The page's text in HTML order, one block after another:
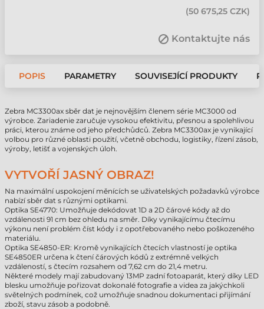
(50 675,25 CZK)
Kontaktujte nás
POPIS PARAMETRY SOUVISEJÍCÍ PRODUKTY
Zebra MC3300ax sběr dat je nejnovějším členem série MC3000 od
výrobce. Zariadenie zaručuje vysokou efektivitu, přesnou a spolehlivou
práci, kterou známe od jeho předchůdců. Zebra MC3300ax je vynikající
volbou pro různé oblasti použití, včetně obchodu, logistiky, řízení zásob,
výroby, letišť a vojenských úloh.
VYTVOŘÍ JASNÝ OBRAZ!
Na maximální uspokojení měnících se uživatelských požadavků výrobce
nabízí sběr dat s různými optikami.
Optika SE4770: Umožňuje dekódovat 1D a 2D čárové kódy až do
vzdálenosti 91 cm bez ohledu na směr. Díky vynikajícímu čtecímu
výkonu není problém číst kódy i z opotřebovaného nebo poškozeného
materiálu.
Optika SE4850-ER: Kromě vynikajících čtecích vlastností je optika
SE4850ER určena k čtení čárových kódů z extrémně velkých
vzdáleností, s čtecím rozsahem od 7,62 cm do 21,4 metru.
Některé modely mají zabudovaný 13MP zadní fotoaparát, který díky LED
blesku umožňuje pořizovat dokonalé fotografie a videa za jakýchkoli
světelných podmínek, což umožňuje snadnou dokumentaci přijímání
zboží, stavu zásob a podobně.